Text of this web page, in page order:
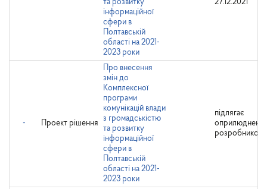
та розвитку
інформаційної
сфери в
Полтавській
області на 2021-
2023 роки
27.12.2021
- Проект рішення
Про внесення
змін до
Комплексної
програми
комунікацій влади
з громадськістю
та розвитку
інформаційної
сфери в
Полтавській
області на 2021-
2023 роки
підлягає
розробником